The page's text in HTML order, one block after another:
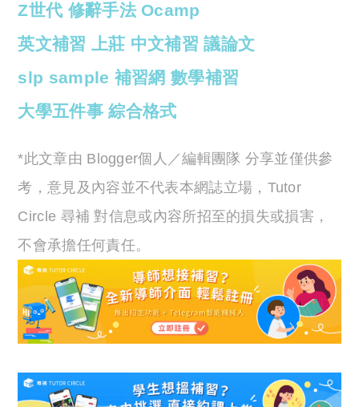
Z世代 修辭手法 Ocamp
英文補習 上莊 中文補習 議論文
slp sample 補習網 數學補習
大學五件事 綜合格式
*此文章由 Blogger個人／編輯團隊 分享並僅供參
考，意見及內容並不代表本網誌立場，Tutor
Circle 尋補 對信息或內容所招至的損失或損害，
不會承擔任何責任。